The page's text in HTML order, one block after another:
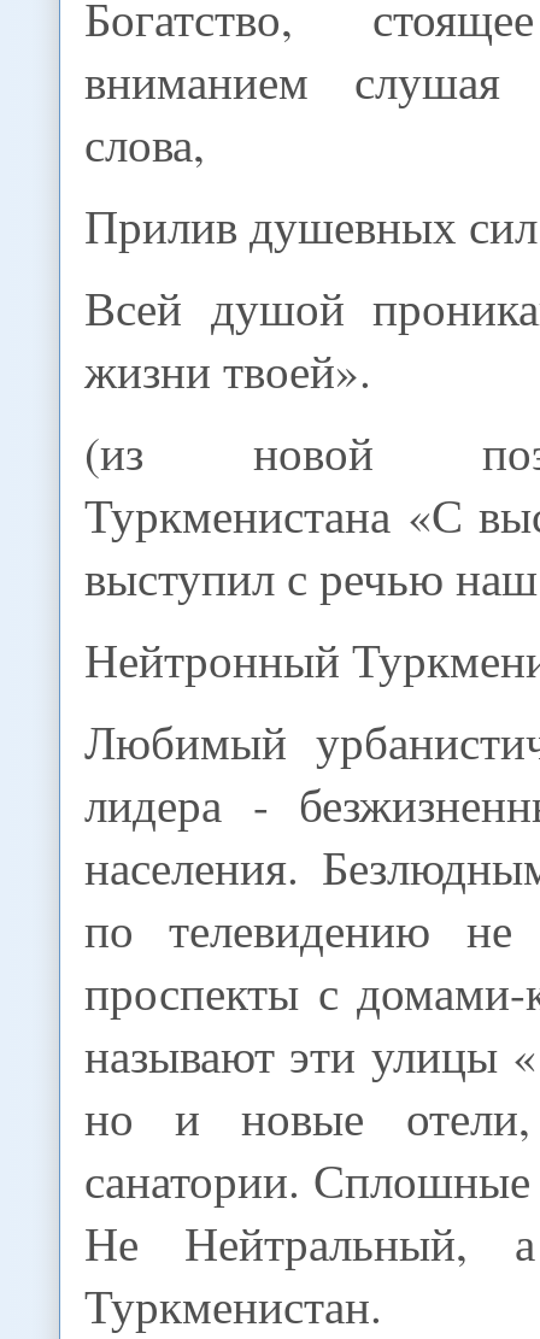
Богатство,
вниманием
слова,
Прилив душевных
Всей душой
жизни твоей».
(из новой
Туркменистана «С
выступил с речью
Нейтронный
Любимый
лидера -
населения.
по телевидению не
проспекты с
называют эти улицы
но и новые
санатории.
Не Нейтральный,
Туркменистан.